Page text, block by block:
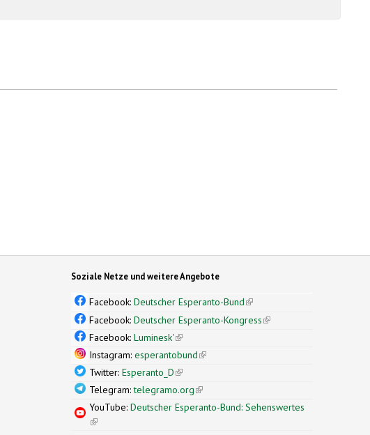
Soziale Netze und weitere Angebote
Facebook:Deutscher Esperanto-Bund(link is external)
Facebook:Deutscher Esperanto-Kongress(link is external)
Facebook:Luminesk'(link is external)
Instagram:esperantobund(link is external)
Twitter:Esperanto_D(link is external)
Telegram:telegramo.org(link is external)
YouTube:Deutscher Esperanto-Bund: Sehenswertes
(link is external)